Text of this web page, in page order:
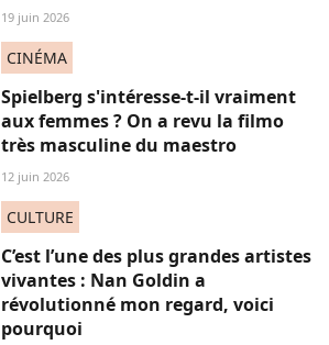
19 juin 2026
CINÉMA
Spielberg s'intéresse-t-il vraiment
aux femmes ? On a revu la filmo
très masculine du maestro
12 juin 2026
CULTURE
C’est l’une des plus grandes artistes
vivantes : Nan Goldin a
révolutionné mon regard, voici
pourquoi